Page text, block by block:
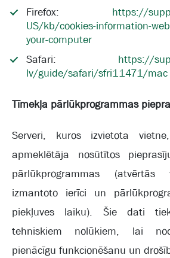
Firefox: https://
US/kb/cookies-information-
your-computer
Safari: https://
lv/guide/safari/sfri11471/mac
Tīmekļa pārlūkprogrammas
Serveri, kuros izvietota
apmeklētāja nosūtītos
pārlūkprogrammas (atvērtās
izmantoto ierīci un
piekļuves laiku). Šie dati
tehniskiem nolūkiem, lai
pienācīgu funkcionēšanu un